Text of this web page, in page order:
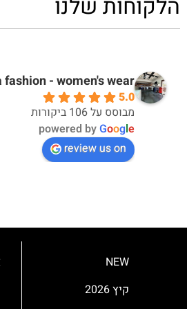
fashion - women's wear
5.0
מבוסס על 106 ביקורות
powered byGoogle
review us on
אחלה חוויית קנייה ואחלה מוצרים
NEW
קיץ 2026